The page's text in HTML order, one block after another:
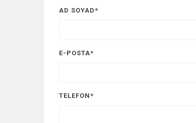
AD SOYAD*
E-POSTA*
TELEFON*